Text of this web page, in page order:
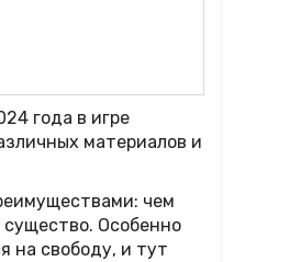
года в игре
материалов и
чем
Особенно
на свободу, и тут